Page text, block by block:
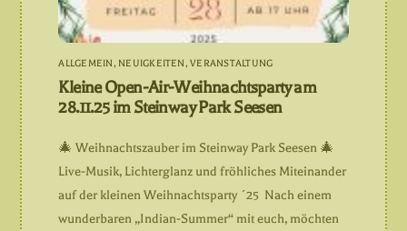
ALLGEMEIN, NEUIGKEITEN,VERANSTALTUNG
Kleine Open-Air-Weihnachtsparty am
28.11.25 im Steinway Park Seesen
🎄 Weihnachtszauber im Steinway Park Seesen 🎄
Live-Musik, Lichterglanz und fröhliches Miteinander
auf der kleinen Weihnachtsparty ´25 Nach einem
wunderbaren „Indian-Summer“ mit euch, möchten